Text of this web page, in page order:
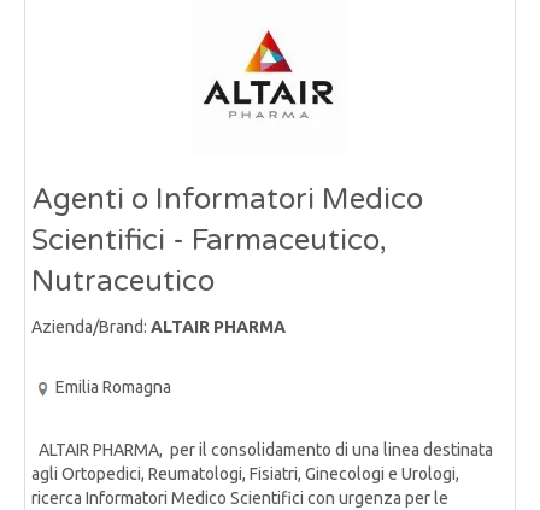
Agenti o Informatori Medico
Scientifici - Farmaceutico,
Nutraceutico
Azienda/Brand: ALTAIR PHARMA
Emilia Romagna
ALTAIR PHARMA, per il consolidamento di una linea destinata
agli Ortopedici, Reumatologi, Fisiatri, Ginecologi e Urologi,
ricerca Informatori Medico Scientifici con urgenza per le